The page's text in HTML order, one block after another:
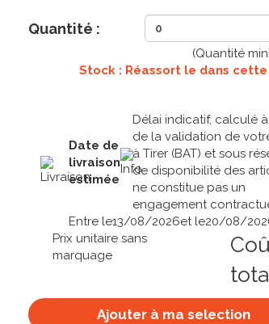
Quantité :
(Quantité
Stock : Réassort le dans
Date de
livraison
estimée
Délai indicatif, calculé
de la validation de
à Tirer (BAT) et sous
de disponibilité des
ne constitue pas un
engagement
Entre le13/08/2026et le20/08/
Prix unitaire sans
marquage
Ajouter à ma selection